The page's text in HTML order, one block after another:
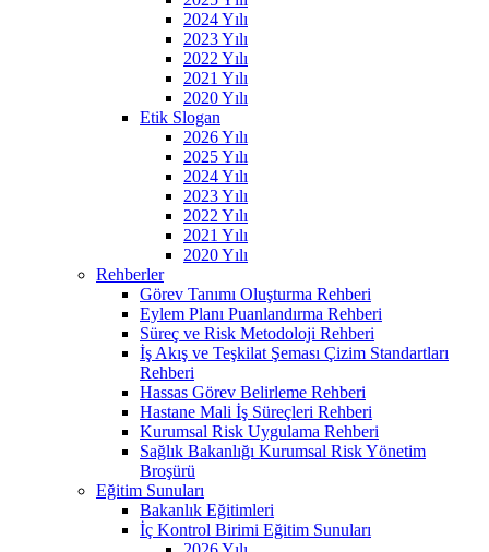
2024 Yılı
2023 Yılı
2022 Yılı
2021 Yılı
2020 Yılı
Etik Slogan
2026 Yılı
2025 Yılı
2024 Yılı
2023 Yılı
2022 Yılı
2021 Yılı
2020 Yılı
Rehberler
Görev Tanımı Oluşturma Rehberi
Eylem Planı Puanlandırma Rehberi
Süreç ve Risk Metodoloji Rehberi
İş Akış ve Teşkilat Şeması Çizim Standartları
Rehberi
Hassas Görev Belirleme Rehberi
Hastane Mali İş Süreçleri Rehberi
Kurumsal Risk Uygulama Rehberi
Sağlık Bakanlığı Kurumsal Risk Yönetim
Broşürü
Eğitim Sunuları
Bakanlık Eğitimleri
İç Kontrol Birimi Eğitim Sunuları